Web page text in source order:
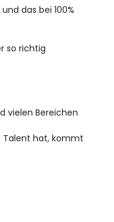
das bei 100%
so richtig
vielen Bereichen
Talent hat, kommt